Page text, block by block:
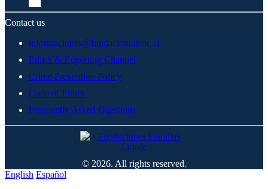
Contact us
informaciones@fundacionluksic.cl
Ethics & Reporting Channel
Crime Prevention Policy
Code of Ethics
Frequently Asked Questions
© 2026. All rights reserved.
English Español